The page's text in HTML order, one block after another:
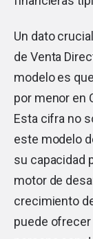
Un dato
de Venta
modelo es
por menor en
Esta cifra no
este modelo
su capacidad
motor de
crecimiento
puede